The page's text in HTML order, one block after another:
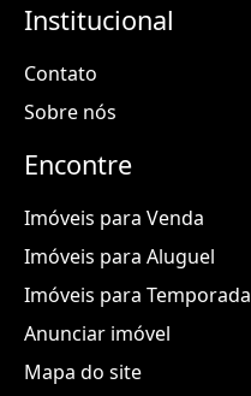
Institucional
Contato
Sobre nós
Encontre
Imóveis para Venda
Imóveis para Aluguel
Imóveis para Temporada
Anunciar imóvel
Mapa do site